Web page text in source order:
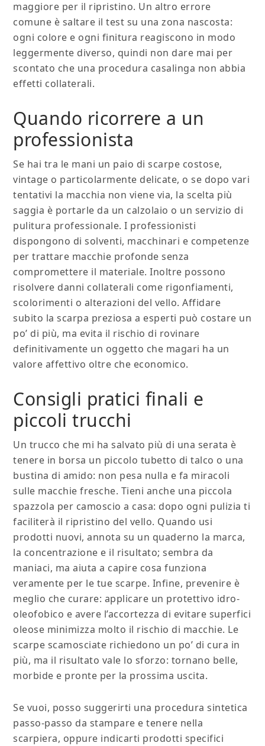
maggiore per il ripristino. Un altro errore
comune è saltare il test su una zona nascosta:
ogni colore e ogni finitura reagiscono in modo
leggermente diverso, quindi non dare mai per
scontato che una procedura casalinga non abbia
effetti collaterali.
Quando ricorrere a un
professionista
Se hai tra le mani un paio di scarpe costose,
vintage o particolarmente delicate, o se dopo vari
tentativi la macchia non viene via, la scelta più
saggia è portarle da un calzolaio o un servizio di
pulitura professionale. I professionisti
dispongono di solventi, macchinari e competenze
per trattare macchie profonde senza
compromettere il materiale. Inoltre possono
risolvere danni collaterali come rigonfiamenti,
scolorimenti o alterazioni del vello. Affidare
subito la scarpa preziosa a esperti può costare un
po’ di più, ma evita il rischio di rovinare
definitivamente un oggetto che magari ha un
valore affettivo oltre che economico.
Consigli pratici finali e
piccoli trucchi
Un trucco che mi ha salvato più di una serata è
tenere in borsa un piccolo tubetto di talco o una
bustina di amido: non pesa nulla e fa miracoli
sulle macchie fresche. Tieni anche una piccola
spazzola per camoscio a casa: dopo ogni pulizia ti
faciliterà il ripristino del vello. Quando usi
prodotti nuovi, annota su un quaderno la marca,
la concentrazione e il risultato; sembra da
maniaci, ma aiuta a capire cosa funziona
veramente per le tue scarpe. Infine, prevenire è
meglio che curare: applicare un protettivo idro-
oleofobico e avere l’accortezza di evitare superfici
oleose minimizza molto il rischio di macchie. Le
scarpe scamosciate richiedono un po’ di cura in
più, ma il risultato vale lo sforzo: tornano belle,
morbide e pronte per la prossima uscita.
Se vuoi, posso suggerirti una procedura sintetica
passo-passo da stampare e tenere nella
scarpiera, oppure indicarti prodotti specifici